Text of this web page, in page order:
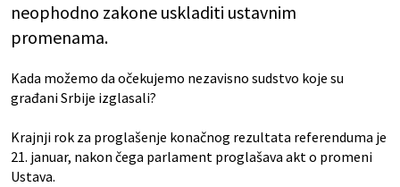
neophodno zakone uskladiti ustavnim
promenama.
Kada možemo da očekujemo nezavisno sudstvo koje su
građani Srbije izglasali?
Krajnji rok za proglašenje konačnog rezultata referenduma je
21. januar, nakon čega parlament proglašava akt o promeni
Ustava.